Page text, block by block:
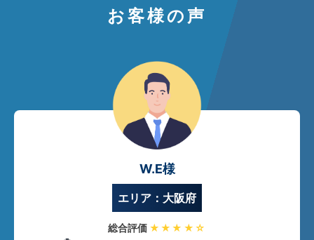
お客様の声
W.E様
エリア：大阪府
総合評価 ★★★★☆